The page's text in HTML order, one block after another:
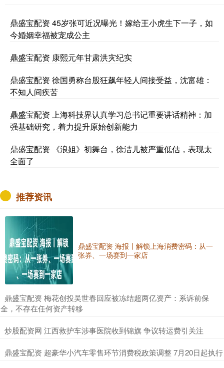
鼎盛宝配资 45岁张可近况曝光！嫁给王小虎生下一子，如
今婚姻幸福被宠成公主
鼎盛宝配资 康熙元年甘肃洪灾纪实
鼎盛宝配资 徐国勇称台股狂飙年轻人间接受益，沈富雄：
不知人间疾苦
鼎盛宝配资 上海科技界认真学习总书记重要讲话精神：加
强基础研究，着力提升原始创新能力
鼎盛宝配资 《浪姐》初舞台，徐洁儿被严重低估，表现太
全面了
推荐资讯
鼎盛宝配资 海报丨解锁上海消费密码：从一
张券、一场赛到一家店
​鼎盛宝配资 梅花创投吴世春回应被冻结超两亿资产：系诉前保
全，不存在任何资产转移
​炒股配资网 江西救护车涉事医院收到锦旗 争议转运费引关注
​鼎盛宝配资 超豪华小汽车零售环节消费税政策调整 7月20日起执行